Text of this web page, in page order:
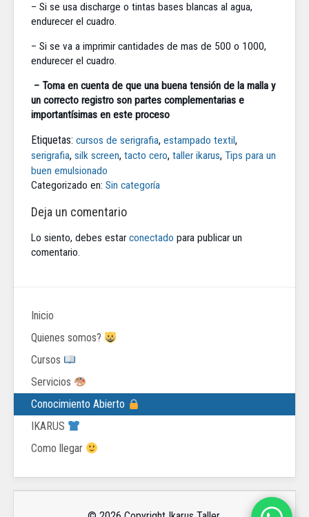
– Si se usa discharge o tintas bases blancas al agua,
endurecer el cuadro.
– Si se va a imprimir cantidades de mas de 500 o 1000,
endurecer el cuadro.
– Toma en cuenta de que una buena tensión de la malla y
un correcto registro son partes complementarias e
importantísimas en este proceso
Etiquetas: cursos de serigrafia, estampado textil,
serigrafia, silk screen, tacto cero, taller ikarus, Tips para un
buen emulsionado
Categorizado en: Sin categoría
Deja un comentario
Lo siento, debes estarconectado para publicar un
comentario.
Inicio
Quienes somos?
Cursos
Servicios
Conocimiento Abierto
IKARUS
Como llegar